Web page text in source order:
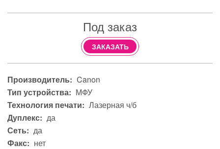
Под заказ
ЗАКАЗАТЬ
Производитель: Canon
Тип устройства: МФУ
Технология печати: Лазерная ч/б
Дуплекс: да
Сеть: да
Факс: нет